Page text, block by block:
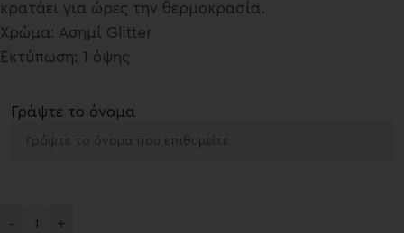
κρατάει για ώρες την θερμοκρασία.
Χρώμα: Ασημί Glitter
Εκτύπωση: 1 όψης
Γράψτε το όνομα
- +